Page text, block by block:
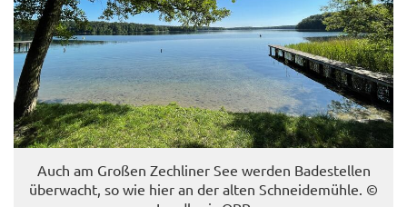
Auch am Gro­ßen Zech­li­ner See wer­den Ba­de­stel­len
über­wacht, so wie hier an der alten Schnei­de­müh­le. ©